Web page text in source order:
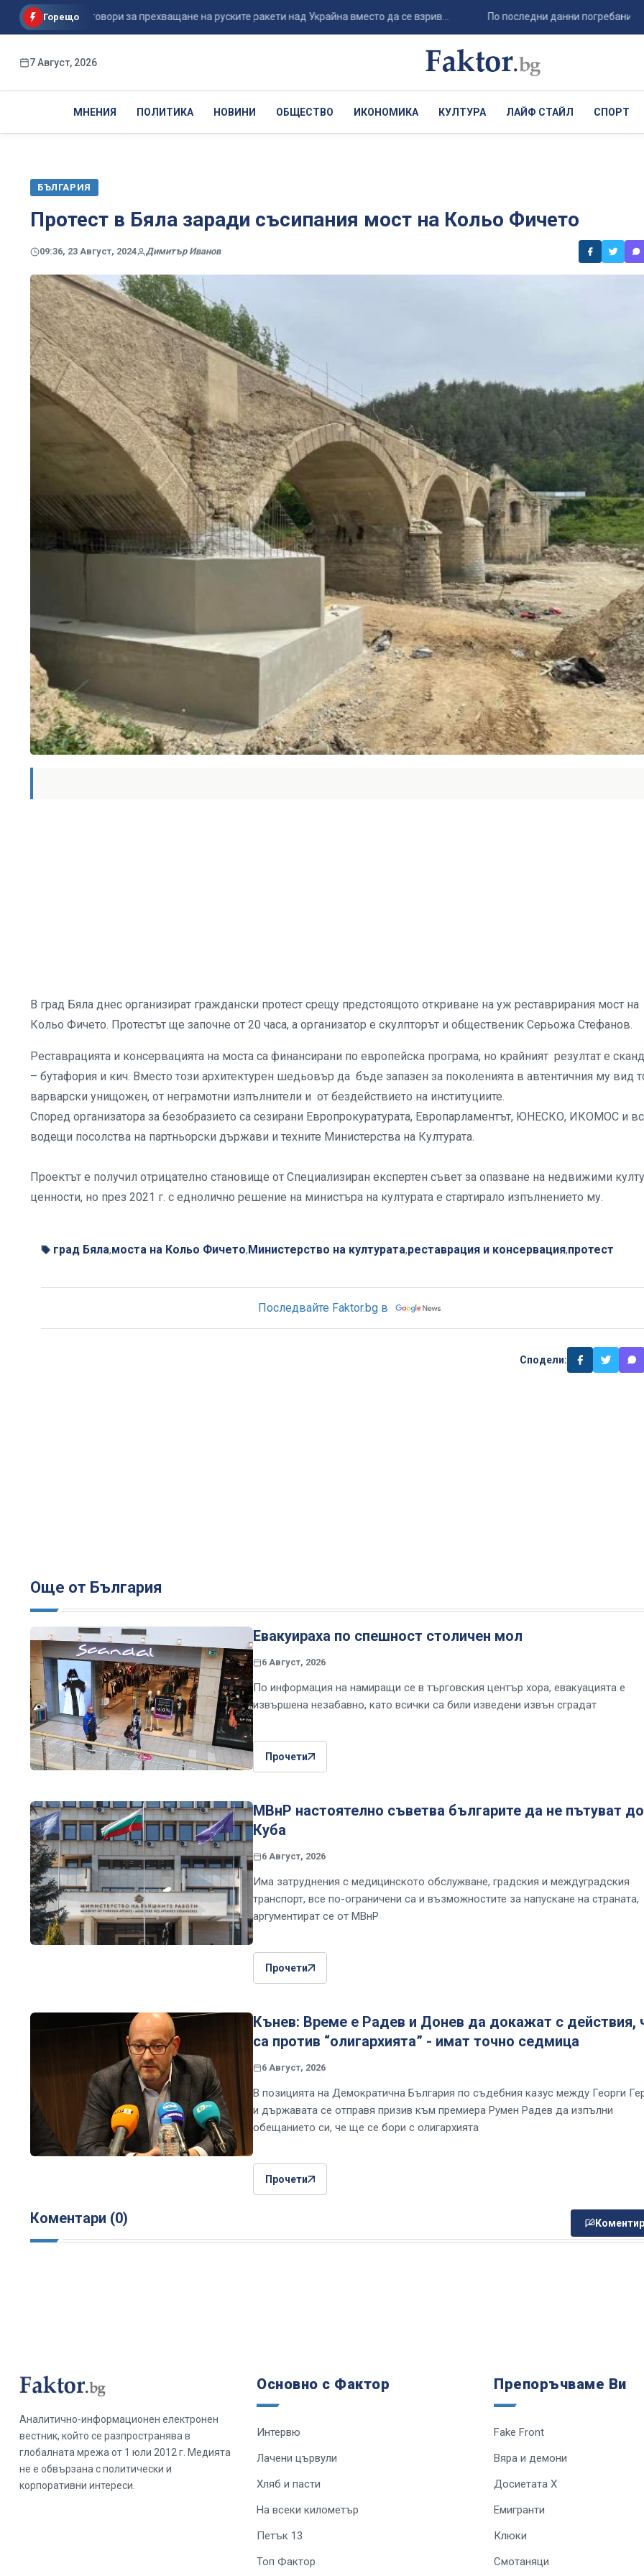
Горещо
заговори за прехващане на руските ракети над Украйна вместо да се взрив... По последни данни погребаният тайно
7 Август, 2026
МНЕНИЯ ПОЛИТИКА НОВИНИ ОБЩЕСТВО ИКОНОМИКА КУЛТУРА ЛАЙФ СТАЙЛ СПОРТ
БЪЛГАРИЯ
Протест в Бяла заради съсипания мост на Кольо Фичето
09:36, 23 Август, 2024 Димитър Иванов
В град Бяла днес организират граждански протест срещу предстоящото откриване на уж реставрирания мост на
Кольо Фичето. Протестът ще започне от 20 часа, а организатор е скулпторът и общественик Серьожа Стефанов.
Реставрацията и консервацията на моста са финансирани по европейска програма, но крайният резултат е
– бутафория и кич. Вместо този архитектурен шедьовър да бъде запазен за поколенията в автентичния му вид
варварски унищожен, от неграмотни изпълнители и от бездействието на институциите.
Според организатора за безобразието са сезирани Европрокуратурата, Европарламентът, ЮНЕСКО, ИКОМОС и
водещи посолства на партньорски държави и техните Министерства на Културата.
Проектът е получил отрицателно становище от Специализиран експертен съвет за опазване на недвижими
ценности, но през 2021 г. с еднолично решение на министъра на културата е стартирало изпълнението му.
град Бяла,моста на Кольо Фичето, Министерство на културата,реставрация и консервация,протест
Последвайте Faktor.bg в
Сподели:
Още от България
Евакуираха по спешност столичен мол
6 Август, 2026
По информация на намиращи се в търговския център хора, евакуацията е
извършена незабавно, като всички са били изведени извън сградат
Прочети
МВнР настоятелно съветва българите да не пътуват до
Куба
6 Август, 2026
Има затруднения с медицинското обслужване, градския и междуградския
транспорт, все по-ограничени са и възможностите за напускане на страната,
аргументират се от МВнР
Прочети
Кънев: Време е Радев и Донев да докажат с действия,
са против “олигархията” - имат точно седмица
6 Август, 2026
В позицията на Демократична България по съдебния казус между Георги
и държавата се отправя призив към премиера Румен Радев да изпълни
обещанието си, че ще се бори с олигархията
Прочети
Коментари (0)
Аналитично-информационен електронен
вестник, който се разпространява в
глобалната мрежа от 1 юли 2012 г. Медията
не е обвързана с политически и
корпоративни интереси.
Основно с Фактор
Интервю
Лачени цървули
Хляб и пасти
На всеки километър
Петък 13
Топ Фактор
Препоръчваме Ви
Fake Front
Вяра и демони
Досиетата Х
Емигранти
Клюки
Смотаняци